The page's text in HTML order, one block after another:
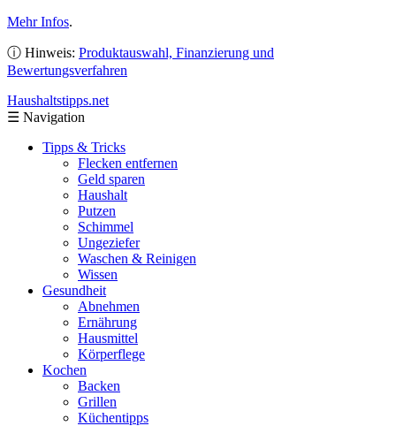
Mehr Infos.
ⓘ Hinweis: Produktauswahl, Finanzierung und
Bewertungsverfahren
Haushaltstipps.net
☰ Navigation
Tipps & Tricks
Flecken entfernen
Geld sparen
Haushalt
Putzen
Schimmel
Ungeziefer
Waschen & Reinigen
Wissen
Gesundheit
Abnehmen
Ernährung
Hausmittel
Körperflege
Kochen
Backen
Grillen
Küchentipps